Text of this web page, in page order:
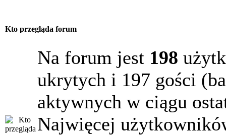
Kto przegląda forum
Na forum jest 198
ukrytych i 197 gości
aktywnych w ciągu
Najwięcej